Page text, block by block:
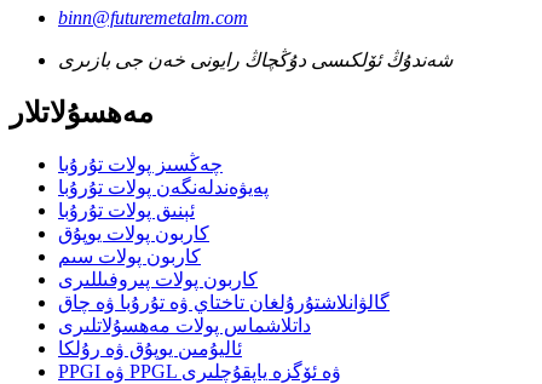
binn@futuremetalm.com
شەندۇڭ ئۆلكىسى دۇڭچاڭ رايونى خەن جى بازىرى
مەھسۇلاتلار
چەڭسىز پولات تۇرۇبا
پەيۋەندلەنگەن پولات تۇرۇبا
ئېنىق پولات تۇرۇبا
كاربون پولات يوپۇق
كاربون پولات سىم
كاربون پولات پىروفىللىرى
گالۋانلاشتۇرۇلغان تاختاي ۋە تۇرۇبا ۋە چاق
داتلاشماس پولات مەھسۇلاتلىرى
ئاليۇمىن يوپۇق ۋە رۇلكا
PPGI ۋە PPGL ۋە ئۆگزە ياپقۇچلىرى